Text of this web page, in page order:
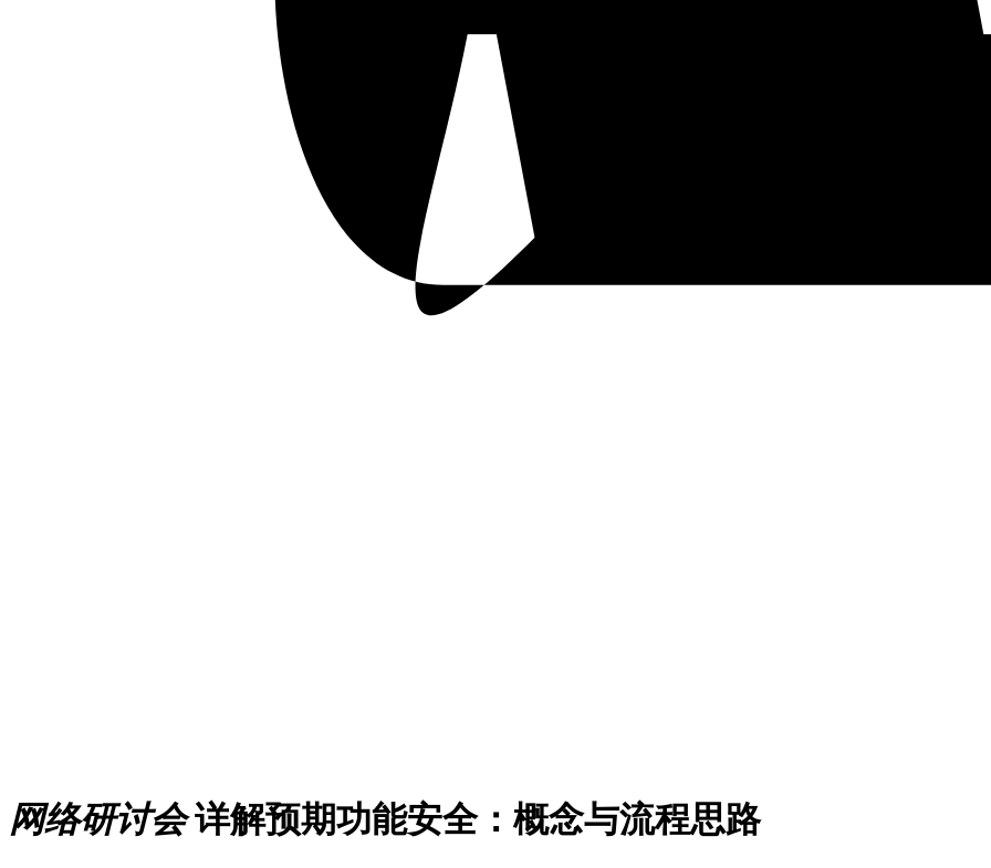
网络研讨会 详解预期功能安全：概念与流程思路